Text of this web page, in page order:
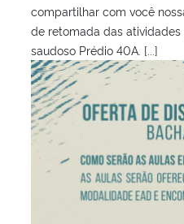
Ministério da Ciência, Tecnologia,
Ministério do Meio Ambiente
Ministério do Turismo
Ministério do Desenvolvimento
Controladoria-Geral da União
compartilhar com você
de retomada das atividades
saudoso Prédio 40A. [...]